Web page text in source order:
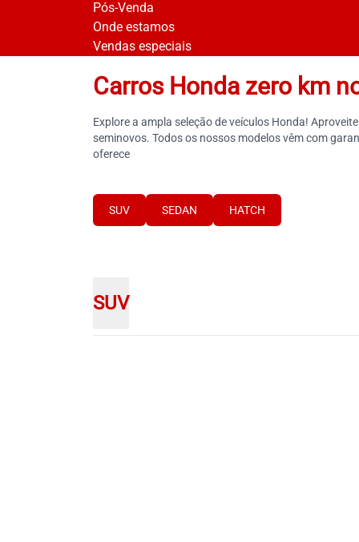
Pós-Venda
Onde estamos
Vendas especiais
Carros Honda zero km
Explore a ampla seleção de veículos Honda!
seminovos. Todos os nossos modelos vêm com
oferece
SUV SEDAN HATCH
SUV